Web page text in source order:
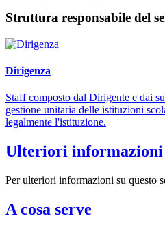
Struttura responsabile del
Dirigenza
Staff composto dal Dirigente e dai
gestione unitaria delle istituzioni
legalmente l'istituzione.
Ulteriori informazioni
Per ulteriori informazioni su questo
A cosa serve